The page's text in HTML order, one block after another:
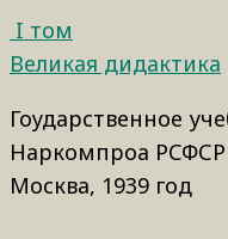
I том
Великая дидактика
Гоударственное
Наркомпроа РСФСР
Москва, 1939 год